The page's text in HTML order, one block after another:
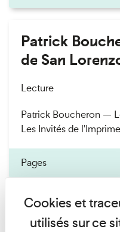
Patrick
de San
Lecture
Patrick Boucheron —
Les Invités de
Pages
Marie Cosnay